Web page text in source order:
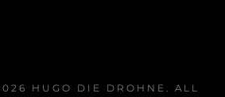
HUGO DIE DROHNE . ALL